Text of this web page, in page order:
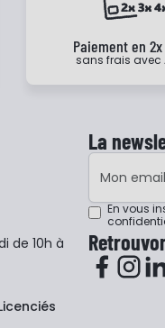
Paiement en
sans frais avec
de 10h à
La
Adresse
En vous